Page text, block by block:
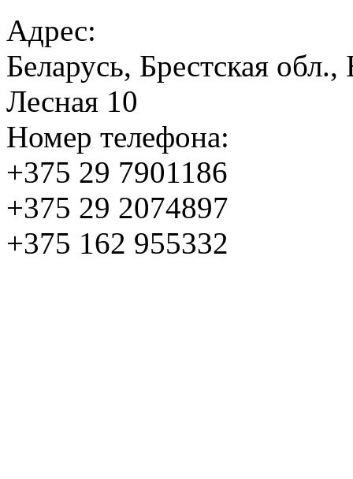
Адрес:
Беларусь, Брестская
Лесная 10
Номер телефона:
+375 29 7901186
+375 29 2074897
+375 162 955332